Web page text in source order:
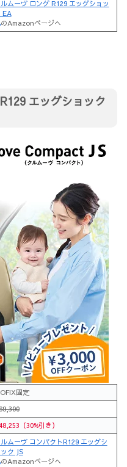
ムーヴ ロング R129 エッグショッ
EA
のAmazonページへ
エッグショック
固定
（30%引き）
ムーヴ コンパクトR129 エッグシ
ック JS
のAmazonページへ